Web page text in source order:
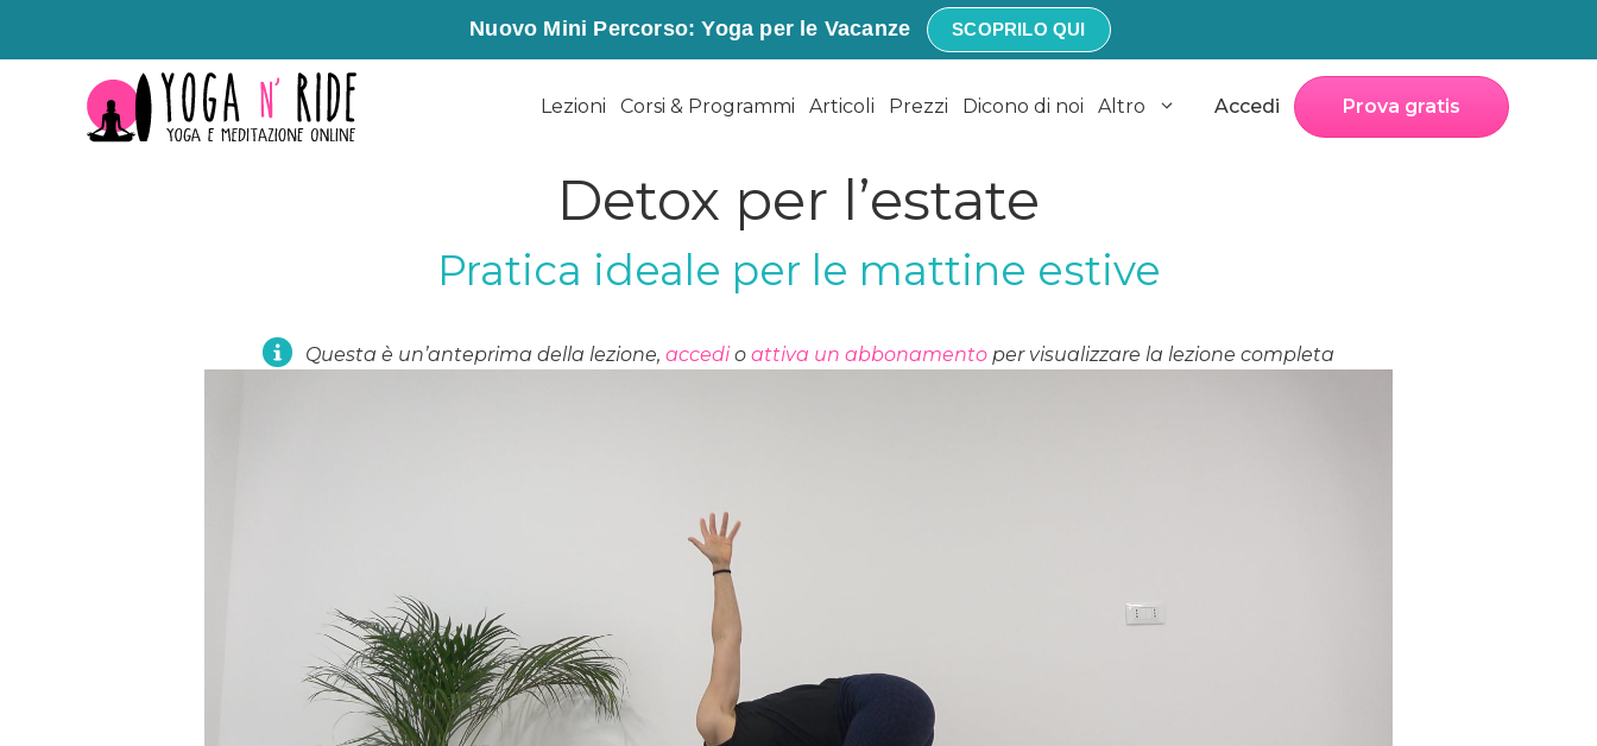
Nuovo Mini Percorso: Yoga per le Vacanze SCOPRILO QUI
contenuto
Lezioni Corsi & Programmi Articoli Prezzi Dicono di noi Altro Accedi Prova gratis
Detox per l’estate
Pratica ideale per le mattine estive
Questa è un’anteprima della lezione, accedio attiva un abbonamento per visualizzare la lezione completa